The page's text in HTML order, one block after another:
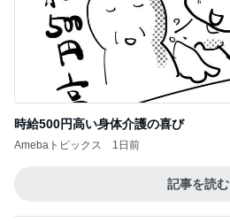
時給500円高い身体介護の喜び
Amebaトピックス 1日前
記事を読む